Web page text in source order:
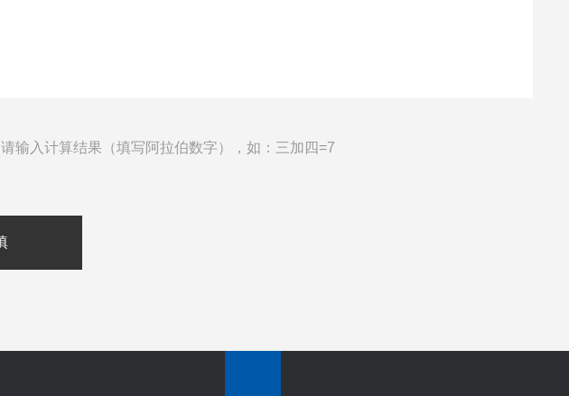
请输入计算结果（填写阿拉伯数字），如：三加四=7